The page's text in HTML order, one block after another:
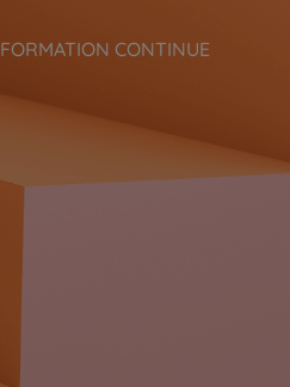
FORMATION CONTINUE